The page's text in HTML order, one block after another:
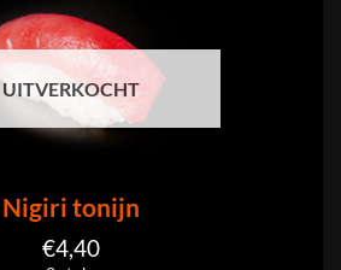
UITVERKOCHT
Nigiri tonijn
€4,40